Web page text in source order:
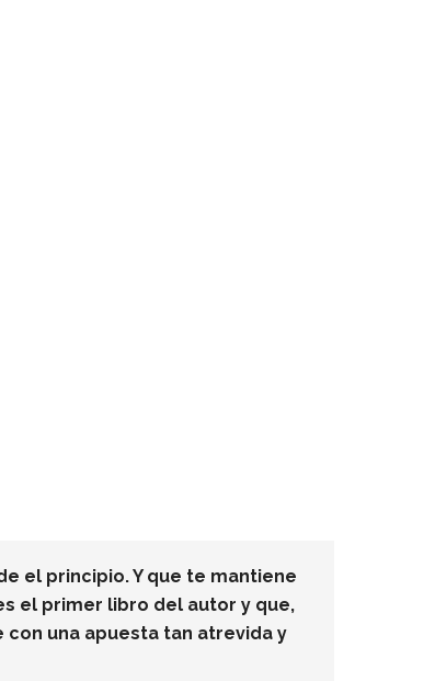
el principio. Y que te mantiene
el primer libro del autor y que,
una apuesta tan atrevida y